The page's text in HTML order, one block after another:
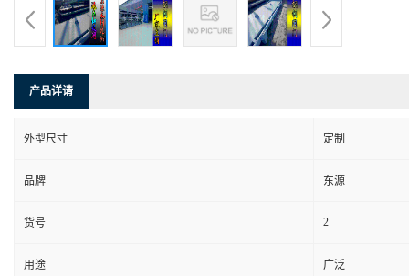
产品详请
外型尺寸 定制
品牌 东源
货号 2
用途 广泛